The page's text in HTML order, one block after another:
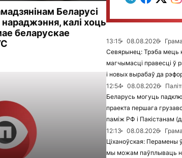
Беларусі
калі хоць
беларускае
13:15 08.08.2026
Севярынец: Трэба мець
магчымасці правесці ў
і новых вырабаў да
12:54
08.08.2026
Беларусь могуць
праекта першага
паміж РФ і Пакістанам
12:13
08.08.2026
Ціханоўская: Перамены
мы можам паўплываць